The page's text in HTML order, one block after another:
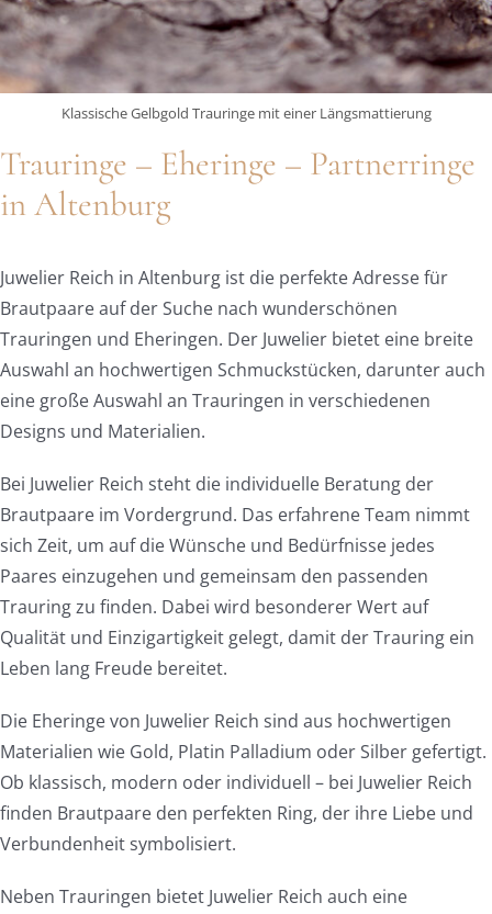
Klassische Gelbgold Trauringe mit einer Längsmattierung
Trauringe – Eheringe – Partnerringe
in Altenburg
Juwelier Reich in Altenburg ist die perfekte Adresse für
Brautpaare auf der Suche nach wunderschönen
Trauringen und Eheringen. Der Juwelier bietet eine breite
Auswahl an hochwertigen Schmuckstücken, darunter auch
eine große Auswahl an Trauringen in verschiedenen
Designs und Materialien.
Bei Juwelier Reich steht die individuelle Beratung der
Brautpaare im Vordergrund. Das erfahrene Team nimmt
sich Zeit, um auf die Wünsche und Bedürfnisse jedes
Paares einzugehen und gemeinsam den passenden
Trauring zu finden. Dabei wird besonderer Wert auf
Qualität und Einzigartigkeit gelegt, damit der Trauring ein
Leben lang Freude bereitet.
Die Eheringe von Juwelier Reich sind aus hochwertigen
Materialien wie Gold, Platin Palladium oder Silber gefertigt.
Ob klassisch, modern oder individuell – bei Juwelier Reich
finden Brautpaare den perfekten Ring, der ihre Liebe und
Verbundenheit symbolisiert.
Neben Trauringen bietet Juwelier Reich auch eine